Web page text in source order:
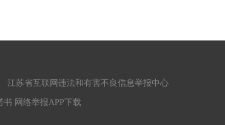
江苏省互联网违法和有害不良信息举报中心
书 网络举报APP下载